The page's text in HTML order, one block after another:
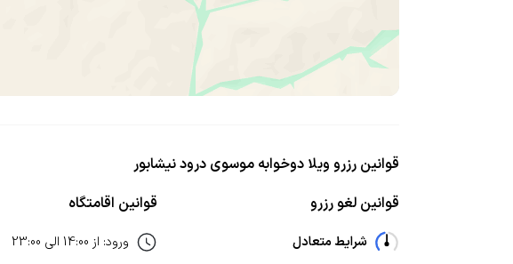
قوانین رزرو ویلا دوخوابه موسوی درود نیشابور
قوانین لغو رزرو
شرایط متعادل
قوانین اقامتگاه
ورود: از 14:00 الی 23:00